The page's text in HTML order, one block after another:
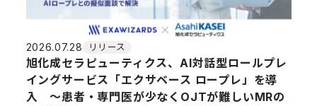
2026.07.28 リリース
旭化成セラピューティクス、AI対話型ロールプレ
イングサービス「エクサベース ロープレ」を導
入 ～患者・専門医が少なくOJTが難しいMRの